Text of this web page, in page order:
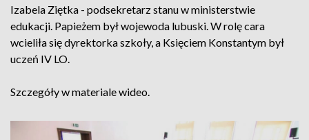
Izabela Ziętka - podsekretarz stanu w ministerstwie
edukacji. Papieżem był wojewoda lubuski. W rolę cara
wcieliła się dyrektorka szkoły, a Księciem Konstantym był
uczeń IV LO.
Szczegóły w materiale wideo.